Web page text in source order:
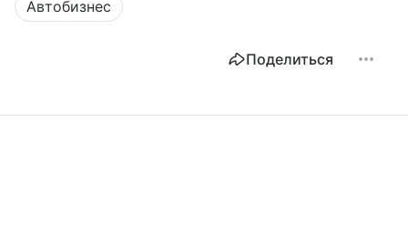
Автобизнес
Поделиться